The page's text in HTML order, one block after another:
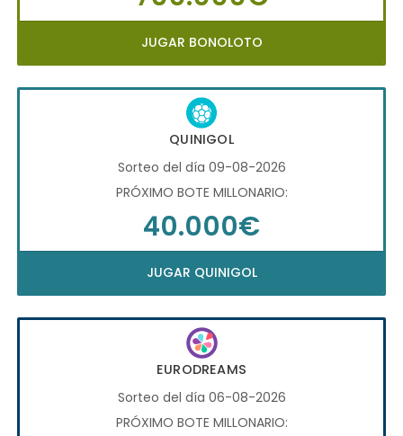
JUGAR BONOLOTO
QUINIGOL
Sorteo del día 09-08-2026
PRÓXIMO BOTE MILLONARIO:
40.000€
JUGAR QUINIGOL
EURODREAMS
Sorteo del día 06-08-2026
PRÓXIMO BOTE MILLONARIO: